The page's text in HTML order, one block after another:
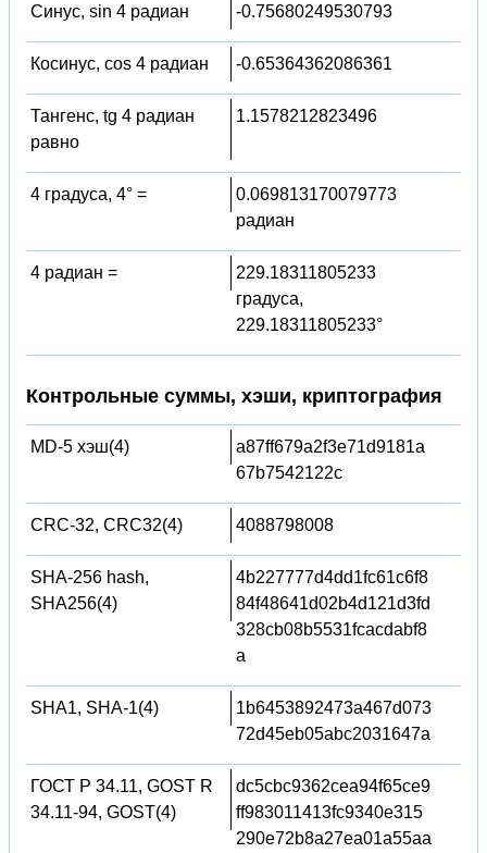
Синус, sin 4 радиан -0.75680249530793
Косинус, cos 4 радиан -0.65364362086361
Тангенс, tg 4 радиан
равно
1.1578212823496
4 градуса, 4° =
0.069813170079773
радиан
4 радиан =
229.18311805233
градуса,
229.18311805233°
Контрольные суммы, хэши, криптография
MD-5 хэш(4)
a87ff679a2f3e71d9181a
67b7542122c
CRC-32, CRC32(4) 4088798008
SHA-256 hash,
SHA256(4)
4b227777d4dd1fc61c6f8
84f48641d02b4d121d3fd
328cb08b5531fcacdabf8
a
SHA1, SHA-1(4)
1b6453892473a467d073
72d45eb05abc2031647a
ГОСТ Р 34.11, GOST R
34.11-94, GOST(4)
dc5cbc9362cea94f65ce9
ff983011413fc9340e315
290e72b8a27ea01a55aa